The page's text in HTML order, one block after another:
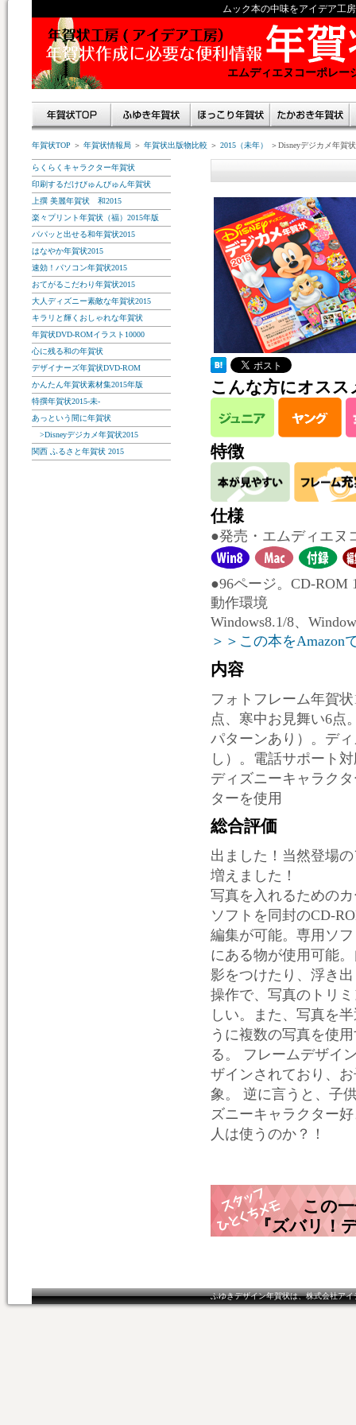
ムック本の中味をアイデア工
エムディエヌコーポレー
年賀状TOP ＞ 年賀状情報局 ＞ 年賀状出版物比較 ＞ 2015（未年） ＞Disneyデジカメ年賀
こんな方にオスス
特徴
仕様
●発売・エムディエヌ
●96ページ。CD-ROM
動作環境
Windows8.1/8、
＞＞この本をAmazon
内容
フォトフレーム年賀
点、寒中お見舞い6点
パターンあり）。デ
し）。電話サポート
ディズニーキャラク
ターを使用
総合評価
出ました！当然登場
増えました！
写真を入れるための
ソフトを同封のCD-
編集が可能。専用ソ
にある物が使用可能
影をつけたり、浮き
操作で、写真のトリ
しい。また、写真を
うに複数の写真を使
る。 フレームデザイ
ザインされており、
象。 逆に言うと、子
ズニーキャラクター
人は使うのか？！
この
『ズバリ！
らくらくキャラクター年賀状
印刷するだけびゅんびゅん年賀状
上撰 美麗年賀状 和2015
楽々プリント年賀状（福）2015年版
パパッと出せる和年賀状2015
はなやか年賀状2015
速効！パソコン年賀状2015
おてがるこだわり年賀状2015
大人ディズニー素敵な年賀状2015
キラリと輝くおしゃれな年賀状
年賀状DVD-ROMイラスト10000
心に残る和の年賀状
デザイナーズ年賀状DVD-ROM
かんたん年賀状素材集2015年版
特撰年賀状2015-未-
あっという間に年賀状
>Disneyデジカメ年賀状2015
関西 ふるさと年賀状 2015
ふゆきデザイン年賀状は、株式会社ア